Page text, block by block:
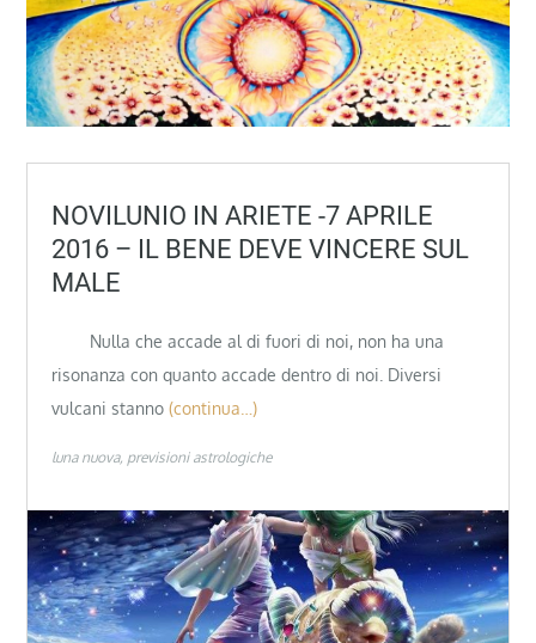
NOVILUNIO IN ARIETE -7 APRILE
2016 – IL BENE DEVE VINCERE SUL
MALE
Nulla che accade al di fuori di noi, non ha una
risonanza con quanto accade dentro di noi. Diversi
vulcani stanno (continua…)
luna nuova previsioni astrologiche